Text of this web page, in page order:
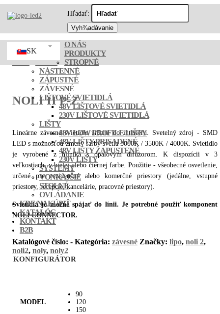
Hľadať:
SK
O NÁS
PRODUKTY
STROPNÉ
NÁSTENNÉ
ZÁPUSTNÉ
ZÁVESNÉ
LIŠTOVÉ SVIETIDLÁ
48V LIŠTOVÉ SVIETIDLÁ
230V LIŠTOVÉ SVIETIDLÁ
LIŠTY
48V LOW PROFILE LIŠTY
48V LIŠTY PRISADENÉ
48V LIŠTY ZAPUSTENÉ
230V LIŠTY
SYSTÉMY
VONKAJŠIE
STOLNÉ
OVLÁDANIE
KDE NAKÚPIŤ
KATALÓG
KONTAKT
B2B
závesné/ NOLI II P-Z
NOLI II P-Z
Lineárne závesné svietidlo určené do interiéru. Svetelný zdroj - SMD
LED s možnosťou zmeny farby svetla 3000K / 3500K / 4000K. Svietidlo
je vyrobené z hliníka s opálovým difúzorom. K dispozícii v 3
veľkostiach, v bielej alebo čiernej farbe. Použitie - všeobecné osvetlenie,
určené pre rezidenčné alebo komerčné priestory (jedálne, vstupné
priestory, recepcie, kancelárie, pracovné priestory).
Svietidlá je možné spájať do línii. Je potrebné použiť komponent
NOLI CONNECTOR.
Katalógové číslo: - Kategória: závesné Značky: lipo, noli 2,
noli2, noly, noly2
KONFIGURÁTOR
MODEL
90
120
150